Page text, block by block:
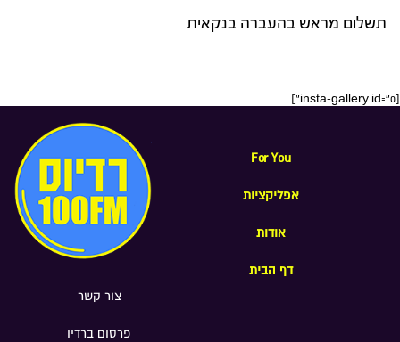
תשלום מראש בהעברה בנקאית
[insta-gallery id="0"]
For You
אפליקציות
אודות
דף הבית
צור קשר
פרסום ברדיו